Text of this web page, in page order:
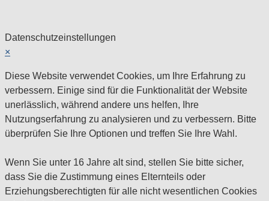
Datenschutzeinstellungen
×
Diese Website verwendet Cookies, um Ihre Erfahrung zu
verbessern. Einige sind für die Funktionalität der Website
unerlässlich, während andere uns helfen, Ihre
Nutzungserfahrung zu analysieren und zu verbessern. Bitte
überprüfen Sie Ihre Optionen und treffen Sie Ihre Wahl.
Wenn Sie unter 16 Jahre alt sind, stellen Sie bitte sicher,
dass Sie die Zustimmung eines Elternteils oder
Erziehungsberechtigten für alle nicht wesentlichen Cookies